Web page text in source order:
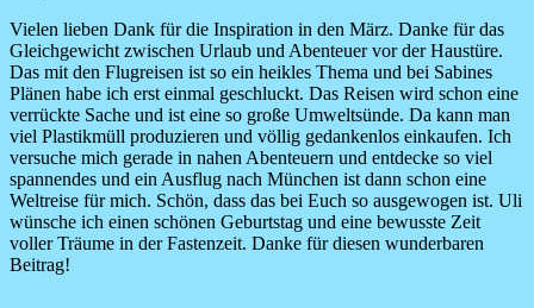
Vielen lieben Dank für die Inspiration in den März. Danke für das
Gleichgewicht zwischen Urlaub und Abenteuer vor der Haustüre.
Das mit den Flugreisen ist so ein heikles Thema und bei Sabines
Plänen habe ich erst einmal geschluckt. Das Reisen wird schon eine
verrückte Sache und ist eine so große Umweltsünde. Da kann man
viel Plastikmüll produzieren und völlig gedankenlos einkaufen. Ich
versuche mich gerade in nahen Abenteuern und entdecke so viel
spannendes und ein Ausflug nach München ist dann schon eine
Weltreise für mich. Schön, dass das bei Euch so ausgewogen ist. Uli
wünsche ich einen schönen Geburtstag und eine bewusste Zeit
voller Träume in der Fastenzeit. Danke für diesen wunderbaren
Beitrag!